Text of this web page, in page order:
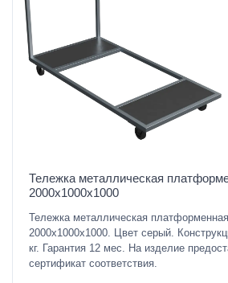
Тележка металлическая
2000х1000х1000
Тележка металлическая
2000х1000х1000. Цвет серый.
кг. Гарантия 12 мес. На изделие
сертификат соответствия.